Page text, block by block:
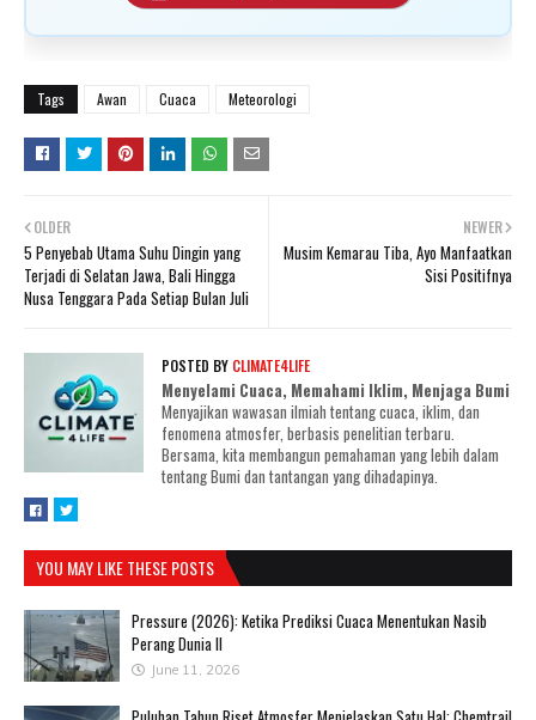
Tags Awan Cuaca Meteorologi
NEWER
Musim Kemarau Tiba, Ayo Manfaatkan
Sisi Positifnya
OLDER
5 Penyebab Utama Suhu Dingin yang
Terjadi di Selatan Jawa, Bali Hingga
Nusa Tenggara Pada Setiap Bulan Juli
POSTED BY CLIMATE4LIFE
Menyelami Cuaca, Memahami Iklim, Menjaga Bumi
Menyajikan wawasan ilmiah tentang cuaca, iklim, dan
fenomena atmosfer, berbasis penelitian terbaru.
Bersama, kita membangun pemahaman yang lebih dalam
tentang Bumi dan tantangan yang dihadapinya.
YOU MAY LIKE THESE POSTS
Pressure (2026): Ketika Prediksi Cuaca Menentukan Nasib
Perang Dunia II
June 11, 2026